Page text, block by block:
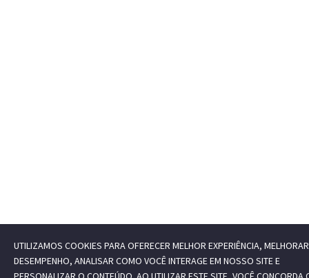
UTILIZAMOS COOKIES PARA OFERECER MELHOR EXPERIÊNCIA,
DESEMPENHO, ANALISAR COMO VOCÊ INTERAGE EM NOSSO SITE E